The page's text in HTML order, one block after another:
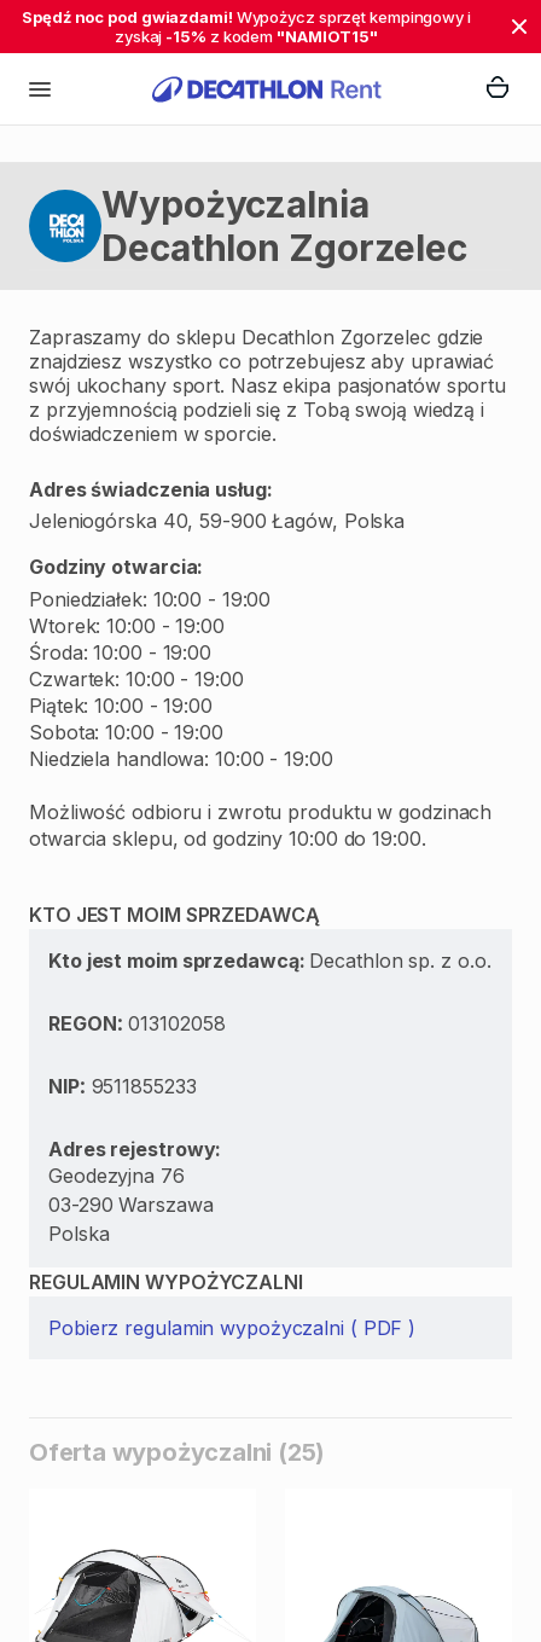
Spędź noc pod gwiazdami! Wypożycz sprzęt kempingowy i
zyskaj -15% z kodem "NAMIOT15"
Wypożyczalnia
Decathlon Zgorzelec
Zapraszamy do sklepu Decathlon Zgorzelec gdzie
znajdziesz wszystko co potrzebujesz aby uprawiać
swój ukochany sport. Nasz ekipa pasjonatów sportu
z przyjemnością podzieli się z Tobą swoją wiedzą i
doświadczeniem w sporcie.
Adres świadczenia usług:
Jeleniogórska 40, 59-900 Łagów, Polska
Godziny otwarcia:
Poniedziałek: 10:00 - 19:00
Wtorek: 10:00 - 19:00
Środa: 10:00 - 19:00
Czwartek: 10:00 - 19:00
Piątek: 10:00 - 19:00
Sobota: 10:00 - 19:00
Niedziela handlowa: 10:00 - 19:00
Możliwość odbioru i zwrotu produktu w godzinach
otwarcia sklepu, od godziny 10:00 do 19:00.
KTO JEST MOIM SPRZEDAWCĄ
Kto jest moim sprzedawcą: Decathlon sp. z o.o.
REGON:013102058
NIP: 9511855233
Adres rejestrowy:
Geodezyjna 76
03-290 Warszawa
Polska
REGULAMIN WYPOŻYCZALNI
Pobierz regulamin wypożyczalni ( PDF )
Oferta wypożyczalni (25)